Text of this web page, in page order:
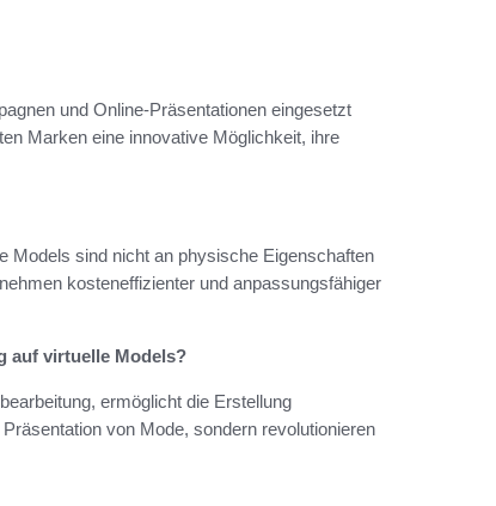
und Online-Präsentationen eingesetzt
Marken eine innovative Möglichkeit, ihre
Models sind nicht an physische Eigenschaften
kosteneffizienter und anpassungsfähiger
auf virtuelle Models?
ermöglicht die Erstellung
von Mode, sondern revolutionieren